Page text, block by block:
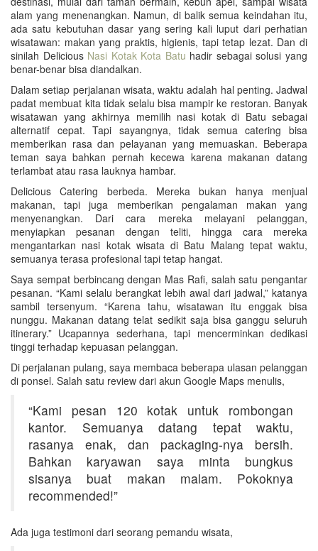
alam yang menenangkan. Namun, di balik semua keindahan itu,
ada satu kebutuhan dasar yang sering kali luput dari perhatian
wisatawan: makan yang praktis, higienis, tapi tetap lezat. Dan di
sinilah Delicious Nasi Kotak Kota Batu hadir sebagai solusi yang
benar-benar bisa diandalkan.
Dalam setiap perjalanan wisata, waktu adalah hal penting. Jadwal
padat membuat kita tidak selalu bisa mampir ke restoran. Banyak
wisatawan yang akhirnya memilih nasi kotak di Batu sebagai
alternatif cepat. Tapi sayangnya, tidak semua catering bisa
memberikan rasa dan pelayanan yang memuaskan. Beberapa
teman saya bahkan pernah kecewa karena makanan datang
terlambat atau rasa lauknya hambar.
Delicious Catering berbeda. Mereka bukan hanya menjual
makanan, tapi juga memberikan pengalaman makan yang
menyenangkan. Dari cara mereka melayani pelanggan,
menyiapkan pesanan dengan teliti, hingga cara mereka
mengantarkan nasi kotak wisata di Batu Malang tepat waktu,
semuanya terasa profesional tapi tetap hangat.
Saya sempat berbincang dengan Mas Rafi, salah satu pengantar
pesanan. “Kami selalu berangkat lebih awal dari jadwal,” katanya
sambil tersenyum. “Karena tahu, wisatawan itu enggak bisa
nunggu. Makanan datang telat sedikit saja bisa ganggu seluruh
itinerary.” Ucapannya sederhana, tapi mencerminkan dedikasi
tinggi terhadap kepuasan pelanggan.
Di perjalanan pulang, saya membaca beberapa ulasan pelanggan
di ponsel. Salah satu review dari akun Google Maps menulis,
“Kami pesan 120 kotak untuk rombongan
kantor. Semuanya datang tepat waktu,
rasanya enak, dan packaging-nya bersih.
Bahkan karyawan saya minta bungkus
sisanya buat makan malam. Pokoknya
recommended!”
Ada juga testimoni dari seorang pemandu wisata,